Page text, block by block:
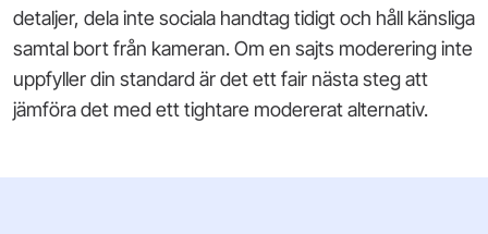
detaljer, dela inte sociala handtag tidigt och håll känsliga
samtal bort från kameran. Om en sajts moderering inte
uppfyller din standard är det ett fair nästa steg att
jämföra det med ett tightare modererat alternativ.